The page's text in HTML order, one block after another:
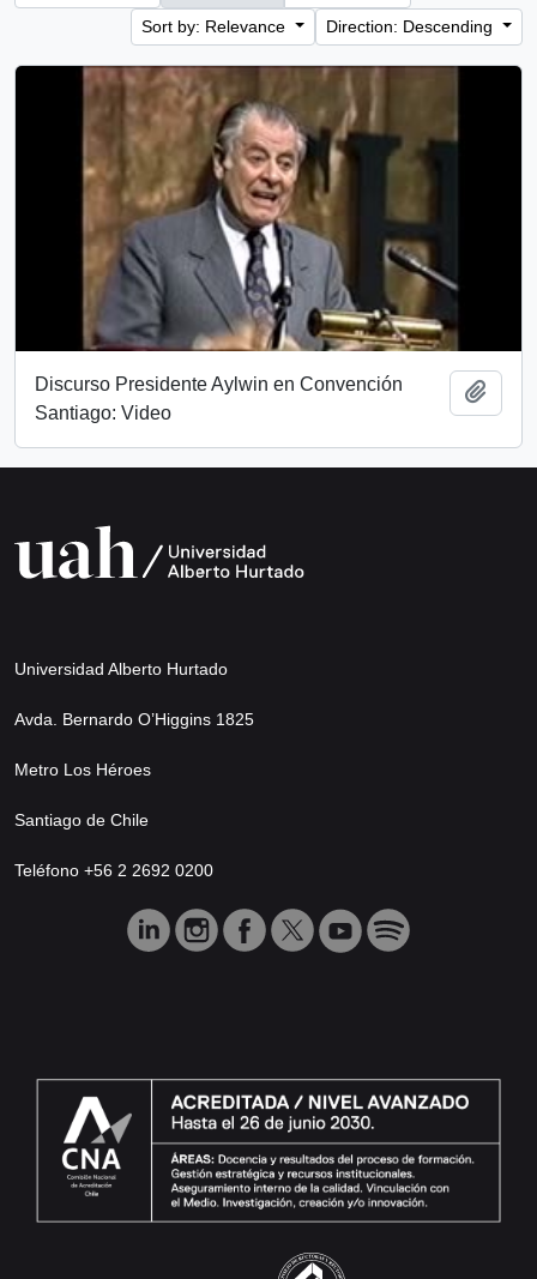
Sort by: Relevance
Direction: Descending
Discurso Presidente Aylwin en Convención
Santiago: Video
Universidad Alberto Hurtado
Avda. Bernardo O’Higgins 1825
Metro Los Héroes
Santiago de Chile
Teléfono +56 2 2692 0200